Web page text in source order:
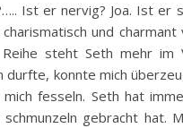
Ist er nervig? Joa. Ist er
und
steht Seth mehr im
durfte, konnte mich
fesseln. Seth hat
gebracht hat.